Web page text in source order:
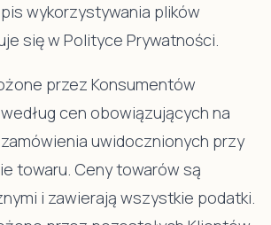
wykorzystywania plików
się w Polityce Prywatności.
przez Konsumentów
cen obowiązujących na
uwidocznionych przy
towaru. Ceny towarów są
i zawierają wszystkie podatki.